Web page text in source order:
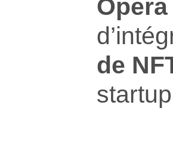
Opera
de